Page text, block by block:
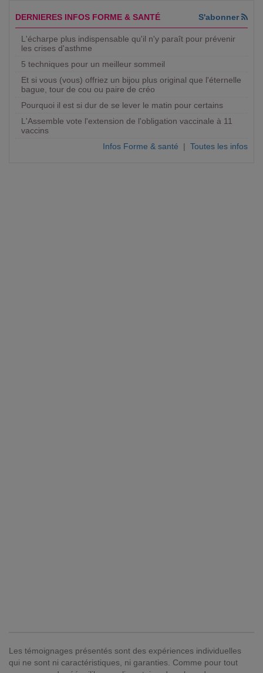
DERNIERES INFOS FORME & SANTÉ S'abonner
L'écharpe plus indispensable qu'il n'y paraît pour prévenir
les crises d'asthme
5 techniques pour un meilleur sommeil
Et si vous (vous) offriez un bijou plus original que l'éternelle
bague, tour de cou ou paire de créo
Pourquoi il est si dur de se lever le matin pour certains
L'Assemble vote l'extension de l'obligation vaccinale à 11
vaccins
Infos Forme & santé | Toutes les infos
Les témoignages présentés sont des expériences individuelles
qui ne sont ni caractéristiques, ni garanties. Comme pour tout